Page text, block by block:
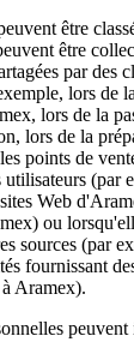
être
être
par des
lors de
lors de la
lors de la
points de
utilisateurs (par
Web
ou
sources (par
fournissant
Aramex).